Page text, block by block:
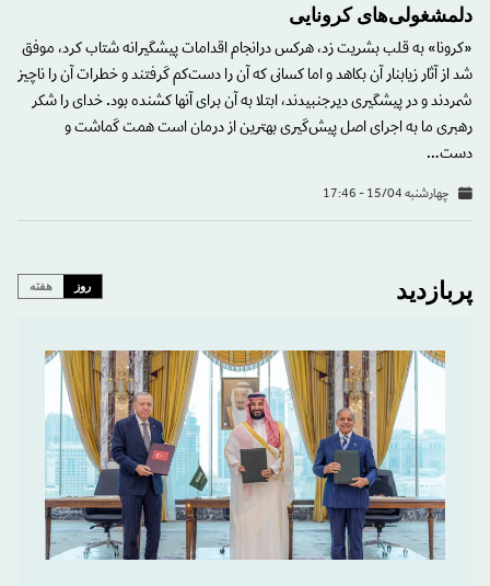
دلمشغولی‌های کرونایی
«کرونا» به قلب بشریت زد، هرکس درانجام اقدامات پیشگیرانه شتاب کرد، موفق
شد از آثار زیابنار آن بکاهد و اما کسانی که آن را دست‌کم گرفتند و خطرات آن را ناچیز
شمردند و در پیشگیری دیرجنبیدند، ابتلا به آن برای آنها کشنده بود. خدای را شکر
رهبری ما به اجرای اصل پیش‌گیری بهترین از درمان است همت گماشت و
دست…
چهارشنبه 15/04 - 17:46
پربازدید روز هفته